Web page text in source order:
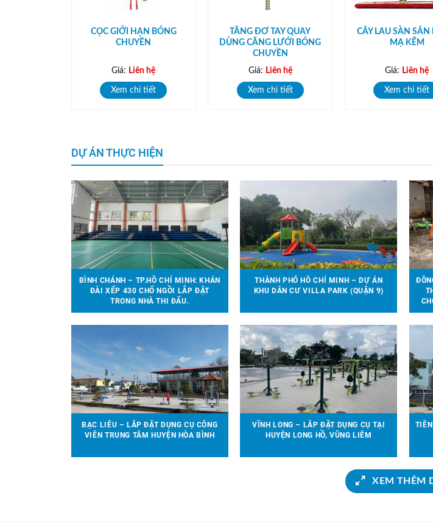
CỌC GIỚI HẠN BÓNG
CHUYỀN
Giá: Liên hệ
Xem chi tiết
TĂNG ĐƠ TAY QUAY
DÙNG CĂNG LƯỚI BÓNG
CHUYỀN
Giá: Liên hệ
Xem chi tiết
CÂY LAU SÀN SÂN
MẠ KẼM
Giá: Liên hệ
Xem chi tiết
DỰ ÁN THỰC HIỆN
BÌNH CHÁNH – TP.HỒ CHÍ MINH: KHÁN
ĐÀI XẾP 430 CHỔ NGỒI LẮP ĐẶT
TRONG NHÀ THI ĐẤU.
THÀNH PHỐ HỒ CHÍ MINH – DỰ ÁN
KHU DÂN CƯ VILLA PARK (QUẬN 9)
ĐỊA
BẠC LIÊU – LẮP ĐẶT DỤNG CỤ CÔNG
VIÊN TRUNG TÂM HUYỆN HÒA BÌNH
VĨNH LONG – LẮP ĐẶT DỤNG CỤ TẠI
HUYỆN LONG HỒ, VŨNG LIÊM
XEM THÊM